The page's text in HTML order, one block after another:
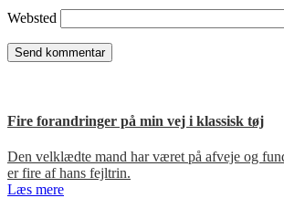
Websted
Fire forandringer på min vej i klassisk tøj
Den velklædte mand har været på afveje og
er fire af hans fejltrin.
Læs mere